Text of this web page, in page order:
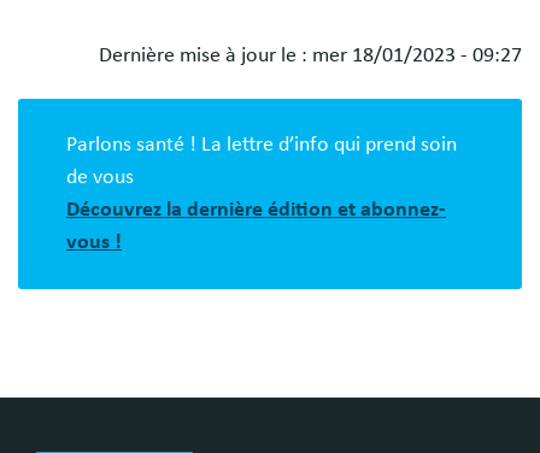
Dernière mise à jour le : mer 18/01/2023 - 09:27
Parlons santé ! La lettre d’info qui prend soin
de vous
Découvrez la dernière édition et abonnez-
vous !